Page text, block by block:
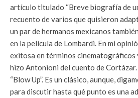
artículo titulado “Breve biografía de
recuento de varios que quisieron
un par de hermanos mexicanos
en la película de Lombardi. En mi
exitosa en términos cinematográficos
hizo Antonioni del cuento de
“Blow Up”. Es un clásico, aunque,
para discutir hasta qué punto es una